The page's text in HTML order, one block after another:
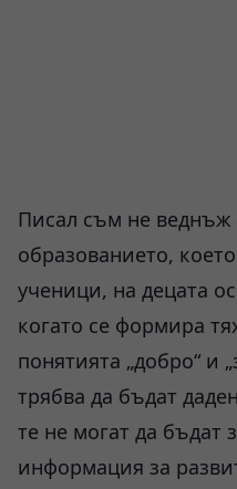
Писал съм не веднъж
образованието,
ученици, на децата
когато се формира
понятията „добро“ и
трябва да бъдат
те не могат да бъдат
информация за